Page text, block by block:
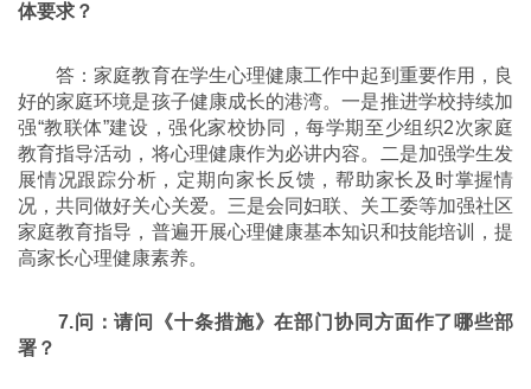
体要求？
答：家庭教育在学生心理健康工作中起到重要作用，良
好的家庭环境是孩子健康成长的港湾。一是推进学校持续加
强“教联体”建设，强化家校协同，每学期至少组织2次家庭
教育指导活动，将心理健康作为必讲内容。二是加强学生发
展情况跟踪分析，定期向家长反馈，帮助家长及时掌握情
况，共同做好关心关爱。三是会同妇联、关工委等加强社区
家庭教育指导，普遍开展心理健康基本知识和技能培训，提
高家长心理健康素养。
7.问：请问《十条措施》在部门协同方面作了哪些部
署？